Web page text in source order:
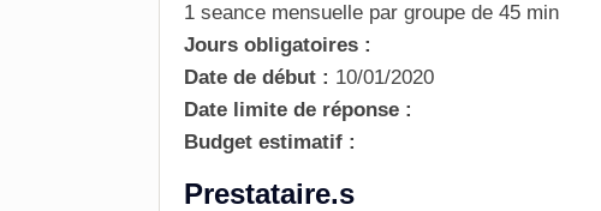
1 seance mensuelle par groupe de 45 min
Jours obligatoires :
Date de début : 10/01/2020
Date limite de réponse :
Budget estimatif :
Prestataire.s